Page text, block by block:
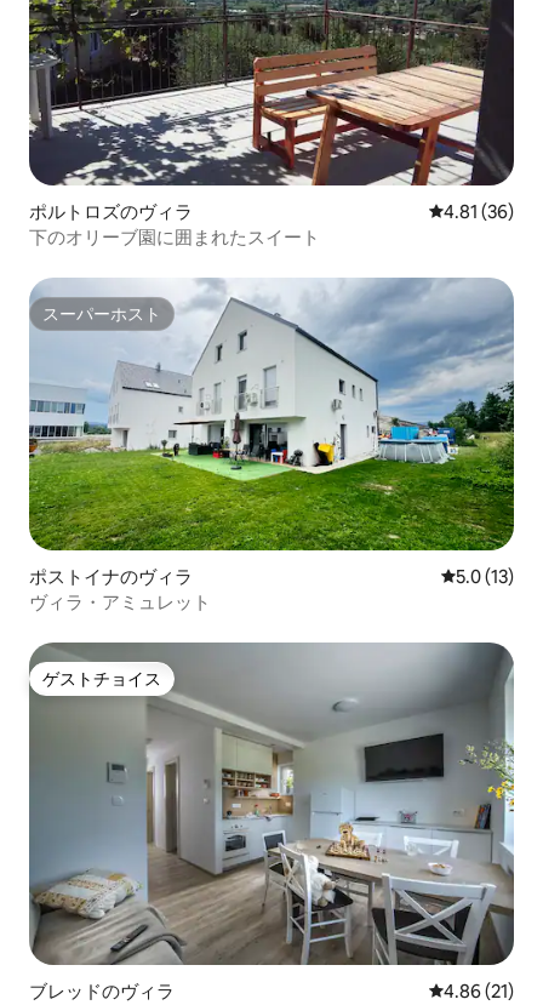
ポルトロズのヴィラ レビュー36
4.81 (36)
下のオリーブ園に囲まれたスイート
スーパーホスト
スーパーホスト
ポストイナのヴィラ レビュー13
5.0 (13)
ヴィラ・アミュレット
ゲストチョイス
ゲストチョイス
ブレッドのヴィラ レビュー21
4.86 (21)